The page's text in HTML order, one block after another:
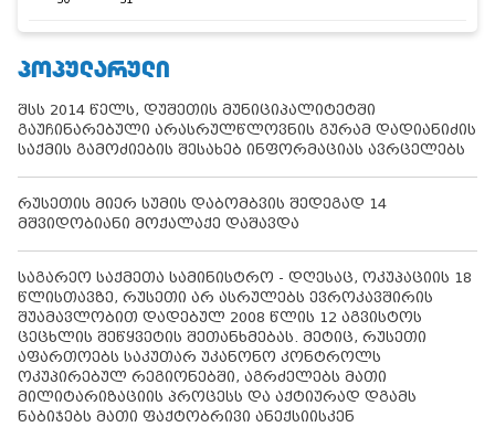
ᲞᲝᲞᲣᲚᲐᲠᲣᲚᲘ
შსს 2014 წელს, დუშეთის მუნიციპალიტეტში
გაუჩინარებული არასრულწლოვნის გურამ დადიანიძის
საქმის გამოძიების შესახებ ინფორმაციას ავრცელებს
რუსეთის მიერ სუმის დაბომბვის შედეგად 14
მშვიდობიანი მოქალაქე დაშავდა
საგარეო საქმეთა სამინისტრო - დღესაც, ოკუპაციის 18
წლისთავზე, რუსეთი არ ასრულებს ევროკავშირის
შუამავლობით დადებულ 2008 წლის 12 აგვისტოს
ცეცხლის შეწყვეტის შეთანხმებას. მეტიც, რუსეთი
აფართოებს საკუთარ უკანონო კონტროლს
ოკუპირებულ რეგიონებში, აგრძელებს მათი
მილიტარიზაციის პროცესს და აქტიურად დგამს
ნაბიჯებს მათი ფაქტობრივი ანექსიისკენ